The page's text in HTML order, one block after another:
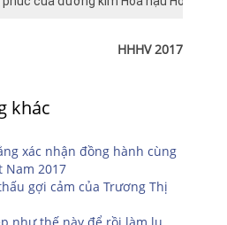
HHHV 2017
khác
xác nhận đồng hành cùng
Nam 2017
gợi cảm của Trương Thị
như thế này để rồi làm lu